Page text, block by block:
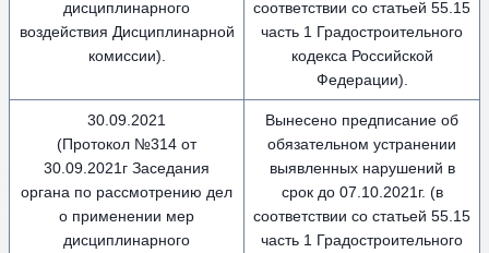
дисциплинарного
воздействия Дисциплинарной
комиссии).
соответствии со статьей 55.15
часть 1 Градостроительного
кодекса Российской
Федерации).
30.09.2021
(Протокол №314 от
30.09.2021г Заседания
органа по рассмотрению дел
о применении мер
дисциплинарного
Вынесено предписание об
обязательном устранении
выявленных нарушений в
срок до 07.10.2021г. (в
соответствии со статьей 55.15
часть 1 Градостроительного